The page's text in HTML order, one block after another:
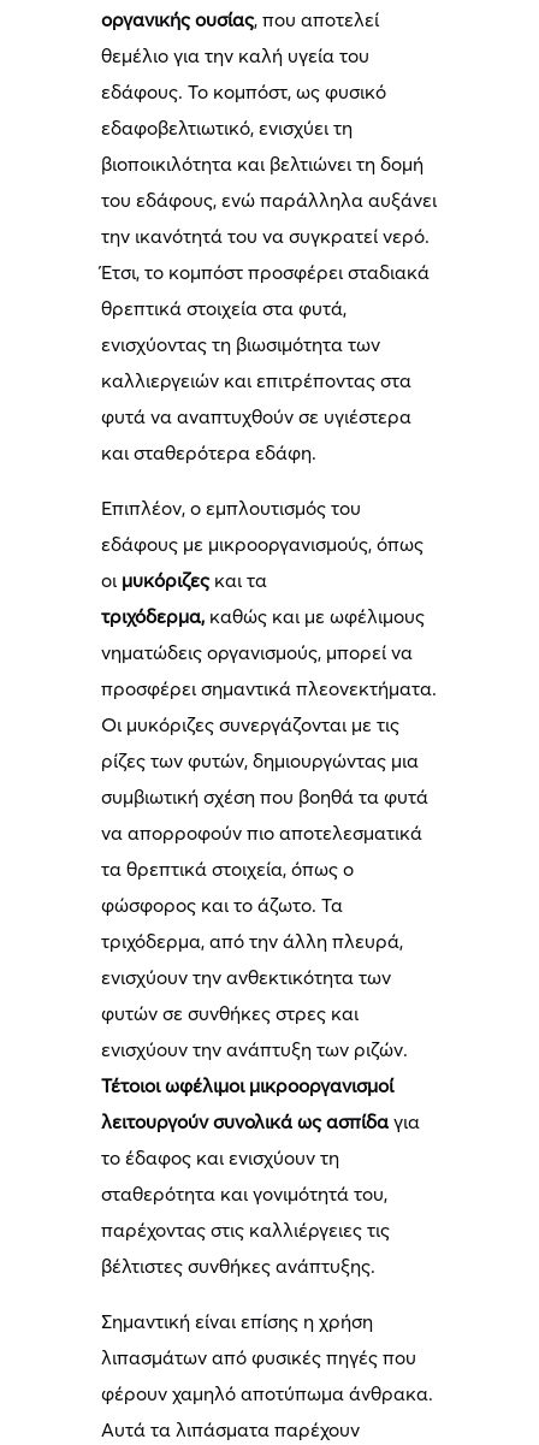
οργανικής ουσίας, που αποτελεί
θεμέλιο για την καλή υγεία του
εδάφους. Το κομπόστ, ως φυσικό
εδαφοβελτιωτικό, ενισχύει τη
βιοποικιλότητα και βελτιώνει τη δομή
του εδάφους, ενώ παράλληλα αυξάνει
την ικανότητά του να συγκρατεί νερό.
Έτσι, το κομπόστ προσφέρει σταδιακά
θρεπτικά στοιχεία στα φυτά,
ενισχύοντας τη βιωσιμότητα των
καλλιεργειών και επιτρέποντας στα
φυτά να αναπτυχθούν σε υγιέστερα
και σταθερότερα εδάφη.
Επιπλέον, ο εμπλουτισμός του
εδάφους με μικροοργανισμούς, όπως
οι μυκόριζεςκαι τα
τριχόδερμα, καθώς και με ωφέλιμους
νηματώδεις οργανισμούς, μπορεί να
προσφέρει σημαντικά πλεονεκτήματα.
Οι μυκόριζες συνεργάζονται με τις
ρίζες των φυτών, δημιουργώντας μια
συμβιωτική σχέση που βοηθά τα φυτά
να απορροφούν πιο αποτελεσματικά
τα θρεπτικά στοιχεία, όπως ο
φώσφορος και το άζωτο. Τα
τριχόδερμα, από την άλλη πλευρά,
ενισχύουν την ανθεκτικότητα των
φυτών σε συνθήκες στρες και
ενισχύουν την ανάπτυξη των ριζών.
Τέτοιοι ωφέλιμοι μικροοργανισμοί
λειτουργούν συνολικά ως ασπίδα για
το έδαφος και ενισχύουν τη
σταθερότητα και γονιμότητά του,
παρέχοντας στις καλλιέργειες τις
βέλτιστες συνθήκες ανάπτυξης.
Σημαντική είναι επίσης η χρήση
λιπασμάτων από φυσικές πηγές που
φέρουν χαμηλό αποτύπωμα άνθρακα.
Αυτά τα λιπάσματα παρέχουν